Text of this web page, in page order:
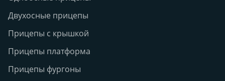
Двухосные прицепы
Прицепы с крышкой
Прицепы платформа
Прицепы фургоны